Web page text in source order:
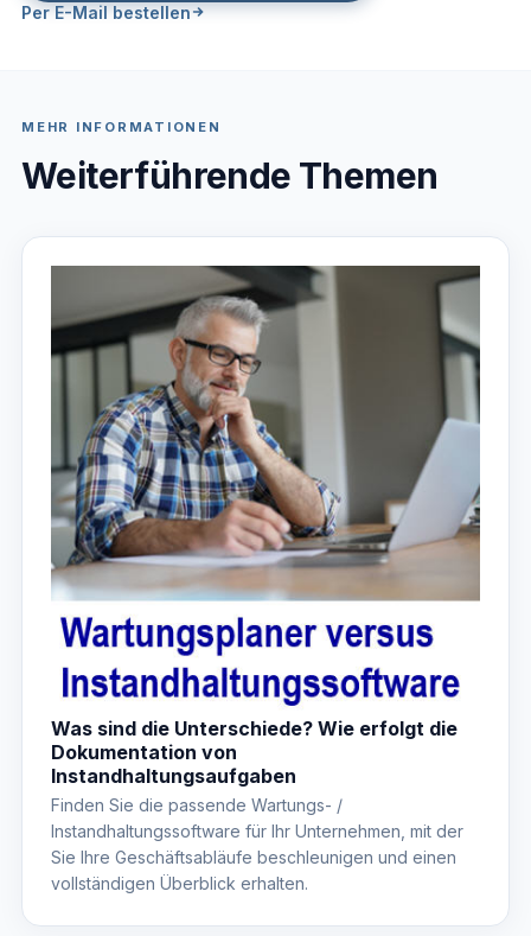
Per E-Mail bestellen
MEHR INFORMATIONEN
Weiterführende Themen
Was sind die Unterschiede? Wie erfolgt die
Dokumentation von
Instandhaltungsaufgaben
Finden Sie die passende Wartungs- /
Instandhaltungssoftware für Ihr Unternehmen, mit der
Sie Ihre Geschäftsabläufe beschleunigen und einen
vollständigen Überblick erhalten.